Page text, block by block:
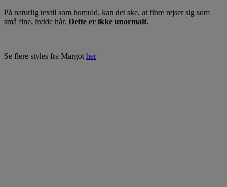
På naturlig textil som bomuld, kan det ske, at fibre rejser sig som
små fine, hvide hår. Dette er ikke unormalt.
Se flere styles fra Margot her